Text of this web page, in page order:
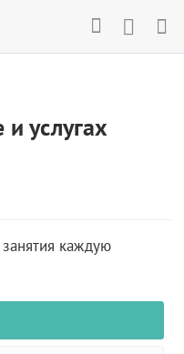
услугах
каждую